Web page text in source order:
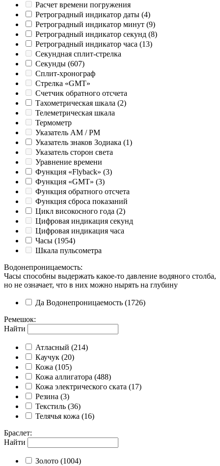
Расчет времени погружения
Ретроградный индикатор даты (4)
Ретроградный индикатор минут (9)
Ретроградный индикатор секунд (8)
Ретроградный индикатор часа (13)
Секундная сплит-стрелка
Секунды (607)
Сплит-хронограф
Стрелка «GMT»
Счетчик обратного отсчета
Тахометрическая шкала (2)
Телеметрическая шкала
Термометр
Указатель AM / PM
Указатель знаков Зодиака (1)
Указатель сторон света
Уравнение времени
Функция «Flyback» (3)
Функция «GMT» (3)
Функция обратного отсчета
Функция сброса показаний
Цикл високосного года (2)
Цифровая индикация секунд
Цифровая индикация часа
Часы (1954)
Шкала пульсометра
Водонепроницаемость:
Часы способны выдержать какое-то давление водяного столба,
но не означает, что в них можно нырять на глубину
Да Водонепроницаемость (1726)
Ремешок:
Найти
Атласный (214)
Каучук (20)
Кожа (105)
Кожа аллигатора (488)
Кожа электрического ската (17)
Резина (3)
Текстиль (36)
Телячья кожа (16)
Браслет:
Найти
Золото (1004)